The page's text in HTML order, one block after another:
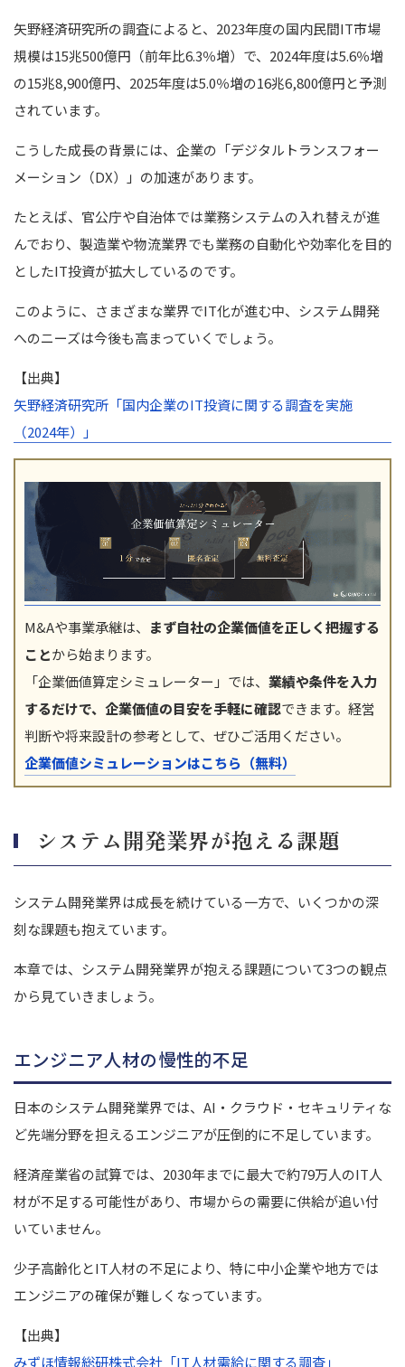
矢野経済研究所の調査によると、2023年度の国内民間IT市場
規模は15兆500億円（前年比6.3％増）で、2024年度は5.6％増
の15兆8,900億円、2025年度は5.0％増の16兆6,800億円と予測
されています。
こうした成長の背景には、企業の「デジタルトランスフォー
メーション（DX）」の加速があります。
たとえば、官公庁や自治体では業務システムの入れ替えが進
んでおり、製造業や物流業界でも業務の自動化や効率化を目的
としたIT投資が拡大しているのです。
このように、さまざまな業界でIT化が進む中、システム開発
へのニーズは今後も高まっていくでしょう。
【出典】
矢野経済研究所「国内企業のIT投資に関する調査を実施
（2024年）」
M&Aや事業承継は、 まず自社の企業価値を正しく把握する
ことから始まります。
「企業価値算定シミュレーター」では、 業績や条件を入力
するだけで、企業価値の目安を手軽に確認できます。経営
判断や将来設計の参考として、ぜひご活用ください。
企業価値シミュレーションはこちら（無料）
システム開発業界が抱える課題
システム開発業界は成長を続けている一方で、いくつかの深
刻な課題も抱えています。
本章では、システム開発業界が抱える課題について3つの観点
から見ていきましょう。
エンジニア人材の慢性的不足
日本のシステム開発業界では、AI・クラウド・セキュリティな
ど先端分野を担えるエンジニアが圧倒的に不足しています。
経済産業省の試算では、2030年までに最大で約79万人のIT人
材が不足する可能性があり、市場からの需要に供給が追い付
いていません。
少子高齢化とIT人材の不足により、特に中小企業や地方では
エンジニアの確保が難しくなっています。
【出典】
みずほ情報総研株式会社「IT人材需給に関する調査」